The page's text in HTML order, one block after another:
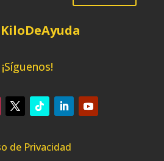
¡Síguenos!
de Privacidad